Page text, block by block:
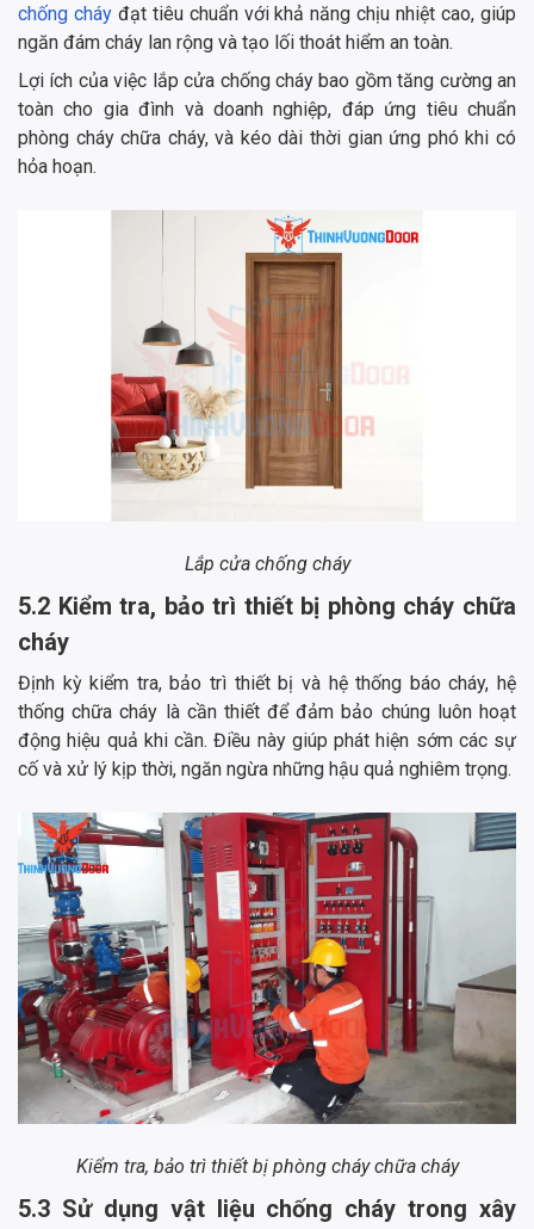
chống cháyđạt tiêu chuẩn với khả năng chịu nhiệt cao, giúp
ngăn đám cháy lan rộng và tạo lối thoát hiểm an toàn.
Lợi ích của việc lắp cửa chống cháy bao gồm tăng cường an
toàn cho gia đình và doanh nghiệp, đáp ứng tiêu chuẩn
phòng cháy chữa cháy, và kéo dài thời gian ứng phó khi có
hỏa hoạn.
Lắp cửa chống cháy
5.2 Kiểm tra, bảo trì thiết bị phòng cháy chữa
cháy
Định kỳ kiểm tra, bảo trì thiết bị và hệ thống báo cháy, hệ
thống chữa cháy là cần thiết để đảm bảo chúng luôn hoạt
động hiệu quả khi cần. Điều này giúp phát hiện sớm các sự
cố và xử lý kịp thời, ngăn ngừa những hậu quả nghiêm trọng.
Kiểm tra, bảo trì thiết bị phòng cháy chữa cháy
5.3 Sử dụng vật liệu chống cháy trong xây